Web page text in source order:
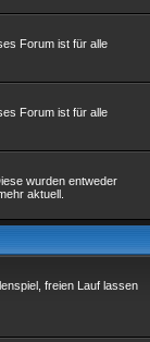
Forum ist für alle
Forum ist für alle
wurden entweder
aktuell.
freien Lauf lassen